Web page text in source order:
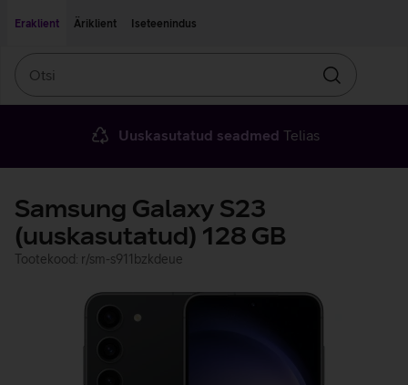
Eraklient
Äriklient Iseteenindus
Otsin
Uuskasutatud seadmed Telias
Samsung Galaxy S23
(uuskasutatud) 128 GB
Tootekood: r/sm-s911bzkdeue